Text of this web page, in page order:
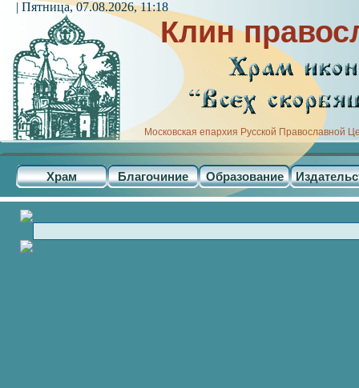
Клин
Московская епархия Русской Православной
Храм Благочиние Образование
| Пятница, 07.08.2026, 11:18